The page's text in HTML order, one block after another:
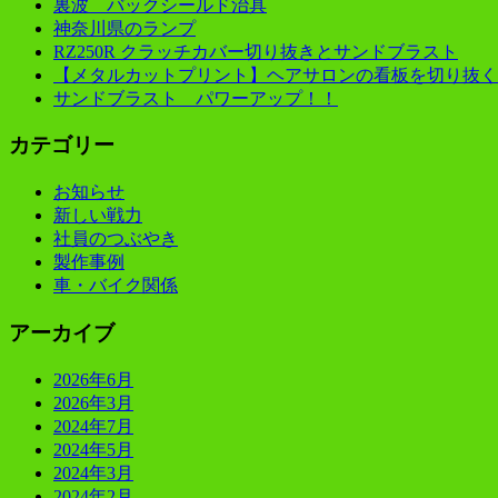
裏波 バックシールド治具
神奈川県のランプ
RZ250R クラッチカバー切り抜きとサンドブラスト
【メタルカットプリント】ヘアサロンの看板を切り抜
サンドブラスト パワーアップ！！
カテゴリー
お知らせ
新しい戦力
社員のつぶやき
製作事例
車・バイク関係
アーカイブ
2026年6月
2026年3月
2024年7月
2024年5月
2024年3月